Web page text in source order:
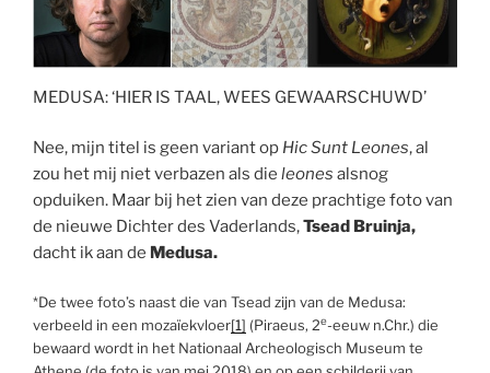
MEDUSA: ‘HIER IS TAAL, WEES GEWAARSCHUWD’
Nee, mijn titel is geen variant op Hic Sunt Leones, al
zou het mij niet verbazen als die leones alsnog
opduiken. Maar bij het zien van deze prachtige foto van
de nieuwe Dichter des Vaderlands,Tsead Bruinja,
dacht ik aan de Medusa.
*De twee foto’s naast die van Tsead zijn van de Medusa:
verbeeld in een mozaïekvloer[1] (Piraeus, 2e-eeuw n.Chr.) die
bewaard wordt in het Nationaal Archeologisch Museum te